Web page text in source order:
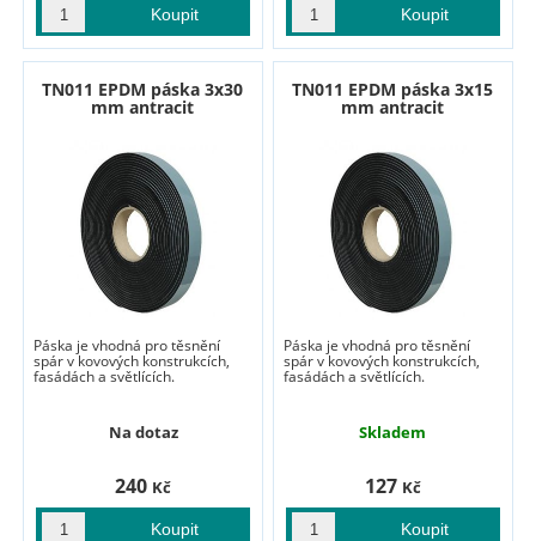
TN011 EPDM páska 3x30
mm antracit
Páska je vhodná pro těsnění
spár v kovových konstrukcích,
fasádách a světlících.
Na dotaz
240 Kč
TN011 EPDM páska 3x15
mm antracit
Páska je vhodná pro těsnění
spár v kovových konstrukcích,
fasádách a světlících.
Skladem
127 Kč